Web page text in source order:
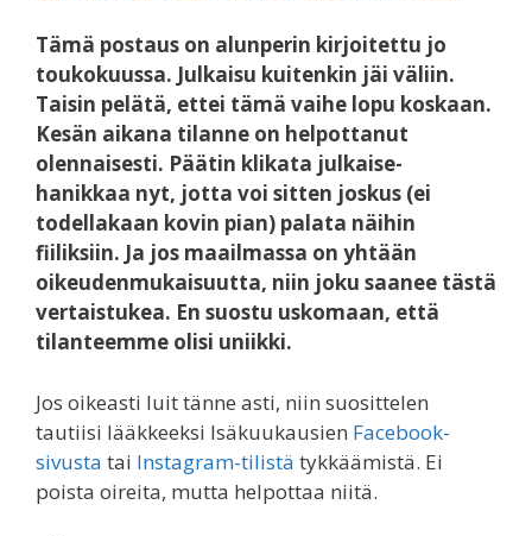
Tämä postaus on alunperin kirjoitettu jo
toukokuussa. Julkaisu kuitenkin jäi väliin.
Taisin pelätä, ettei tämä vaihe lopu koskaan.
Kesän aikana tilanne on helpottanut
olennaisesti. Päätin klikata julkaise-
hanikkaa nyt, jotta voi sitten joskus (ei
todellakaan kovin pian) palata näihin
fiiliksiin. Ja jos maailmassa on yhtään
oikeudenmukaisuutta, niin joku saanee tästä
vertaistukea. En suostu uskomaan, että
tilanteemme olisi uniikki.
Jos oikeasti luit tänne asti, niin suosittelen
tautiisi lääkkeeksi Isäkuukausien Facebook-
sivusta tai Instagram-tilistä tykkäämistä. Ei
poista oireita, mutta helpottaa niitä.